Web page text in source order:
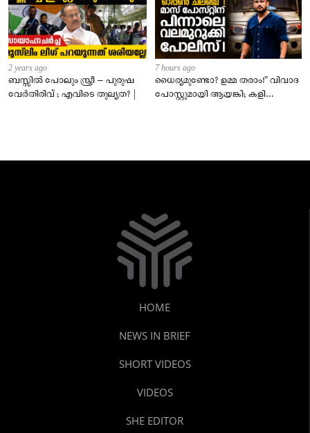
2 years ago
ബസ്സിൽ പോലും സ്ത്രീ – പുരുഷ
വേർതിരിവ് ; എവിടെ തുല്യത? |
7 hours ago
ധൈര്യമുണ്ടോ? ഉമ്മ തരാം!” വിവാദ
പോസ്റ്റുമായി ആയങ്കി; കളി
HOME
NEWS IN BRIEF
SHORT VIDEOS
VIDEOS
SHE EDITOR